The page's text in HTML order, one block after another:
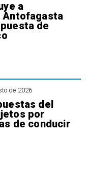
a
Antofagasta
de
de 2026
del
por
de conducir